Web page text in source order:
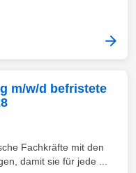
m/w/d befristete
Fachkräfte mit den
damit sie für jede ...